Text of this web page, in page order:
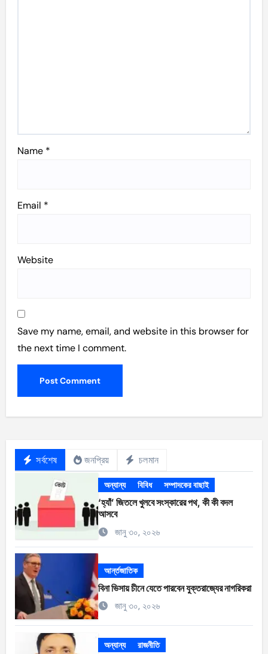
Name *
Email *
Website
Save my name, email, and website in this browser for
the next time I comment.
সর্বশেষ জনপ্রিয় চলমান
অন্যান্য বিবিধ সম্পাদকের বাছাই
‘হ্যাঁ’ জিতলে খুলবে সংস্কারের পথ, কী কী বদল
আসবে
জানু ৩০, ২০২৬
আর্ন্তজাতিক
বিনা ভিসায় চীনে যেতে পারবেন যুক্তরাজ্যের নাগরিকরা
জানু ৩০, ২০২৬
অন্যান্য রাজনীতি